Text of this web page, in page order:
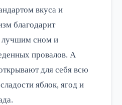
вкуса и
благодарит
лучшим сном и
провалов. А
для себя всю
яблок, ягод и